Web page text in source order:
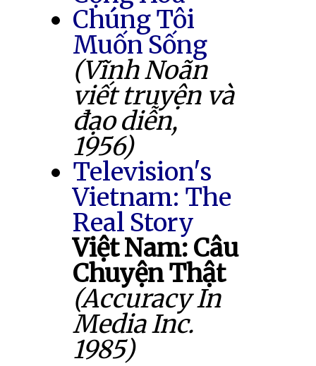
Chúng Tôi
Muốn Sống
(Vĩnh Noãn
viết truyện và
đạo diễn,
1956)
Television's
Vietnam: The
Real Story
Việt Nam: Câu
Chuyện Thật
(Accuracy In
Media Inc.
1985)